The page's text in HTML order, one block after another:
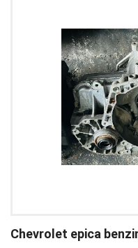
Chevrolet epica